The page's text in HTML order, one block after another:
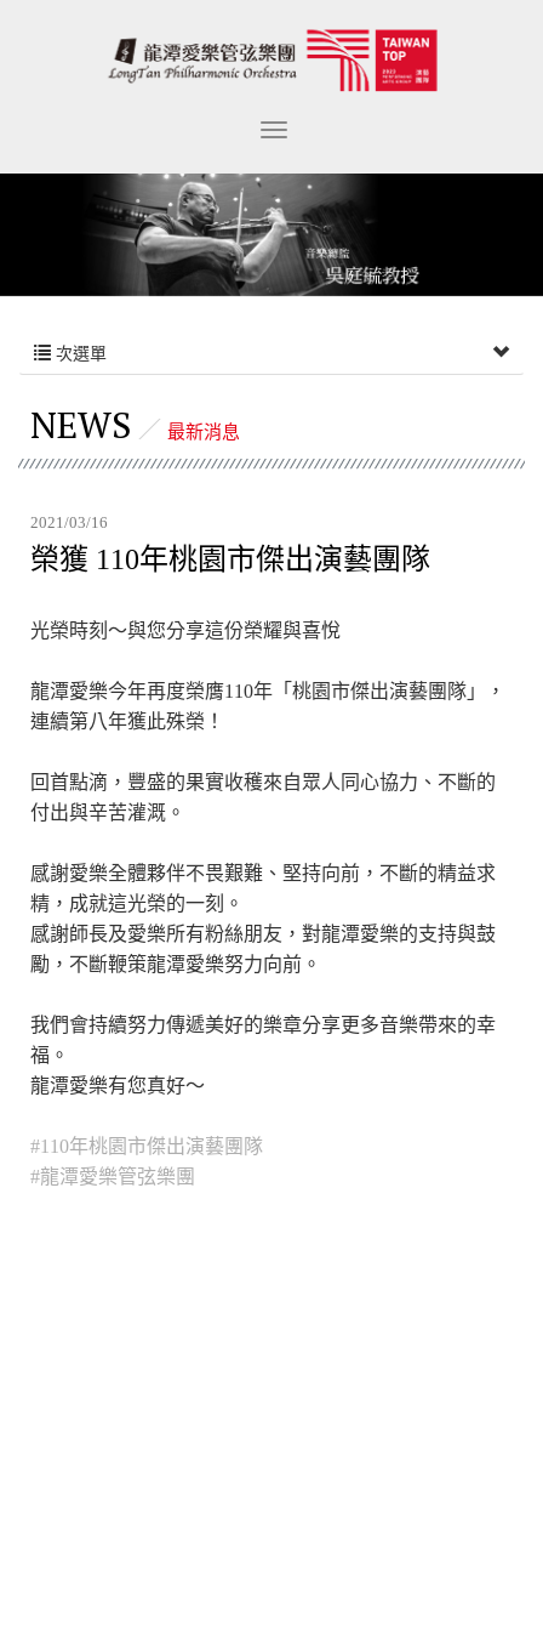
次選單
NEWS 最新消息
2021/03/16
榮獲 110年桃園市傑出演藝團隊
光榮時刻～與您分享這份榮耀與喜悅
龍潭愛樂今年再度榮膺110年「桃園市傑出演藝團隊」，
連續第八年獲此殊榮！
回首點滴，豐盛的果實收穫來自眾人同心協力、不斷的
付出與辛苦灌溉。
感謝愛樂全體夥伴不畏艱難、堅持向前，不斷的精益求
精，成就這光榮的一刻。
感謝師長及愛樂所有粉絲朋友，對龍潭愛樂的支持與鼓
勵，不斷鞭策龍潭愛樂努力向前。
我們會持續努力傳遞美好的樂章分享更多音樂帶來的幸
福。
龍潭愛樂有您真好～
#110年桃園市傑出演藝團隊
#龍潭愛樂管弦樂團